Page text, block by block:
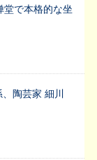
堂で本格的な坐
、陶芸家 細川